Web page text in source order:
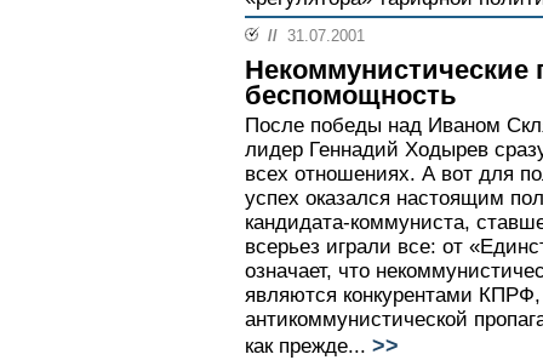
// 31.07.2001
Некоммунистические
беспомощность
После победы над Иваном
лидер Геннадий Ходырев
всех отношениях. А вот для
успех оказался настоящим
кандидата-коммуниста,
всерьез играли все: от
означает, что
являются конкурентами
антикоммунистической
как прежде... >>